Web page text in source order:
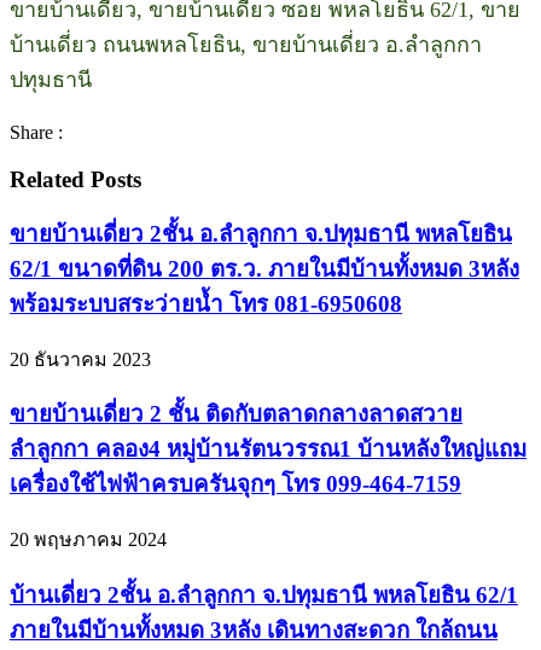
ขายบ้านเดี่ยว, ขายบ้านเดี่ยว ซอย พหลโยธิน 62/1, ขาย
บ้านเดี่ยว ถนนพหลโยธิน, ขายบ้านเดี่ยว อ.ลำลูกกา
ปทุมธานี
Share :
Related Posts
ขายบ้านเดี่ยว 2ชั้น อ.ลำลูกกา จ.ปทุมธานี พหลโยธิน
62/1 ขนาดที่ดิน 200 ตร.ว. ภายในมีบ้านทั้งหมด 3หลัง
พร้อมระบบสระว่ายน้ำ โทร 081-6950608
20 ธันวาคม 2023
ขายบ้านเดี่ยว 2 ชั้น ติดกับตลาดกลางลาดสวาย
ลำลูกกา คลอง4 หมู่บ้านรัตนวรรณ1 บ้านหลังใหญ่แถม
เครื่องใช้ไฟฟ้าครบครันจุกๆ โทร 099-464-7159
20 พฤษภาคม 2024
บ้านเดี่ยว 2ชั้น อ.ลำลูกกา จ.ปทุมธานี พหลโยธิน 62/1
ภายในมีบ้านทั้งหมด 3หลัง เดินทางสะดวก ใกล้ถนน